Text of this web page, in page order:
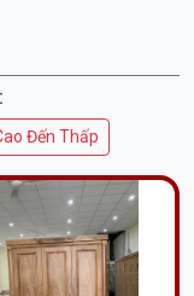
Đến Thấp